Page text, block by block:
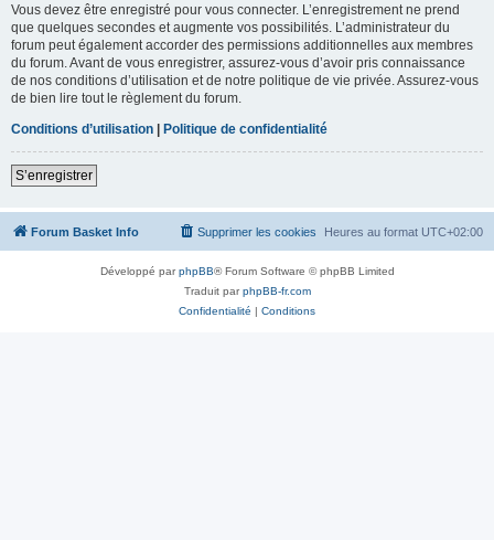
Vous devez être enregistré pour vous connecter. L’enregistrement ne prend
que quelques secondes et augmente vos possibilités. L’administrateur du
forum peut également accorder des permissions additionnelles aux membres
du forum. Avant de vous enregistrer, assurez-vous d’avoir pris connaissance
de nos conditions d’utilisation et de notre politique de vie privée. Assurez-vous
de bien lire tout le règlement du forum.
Conditions d’utilisation | Politique de confidentialité
S’enregistrer
Forum Basket Info Heures au format UTC+02:00
Supprimer les cookies
Développé parphpBB® Forum Software © phpBB Limited
Traduit parphpBB-fr.com
Confidentialité | Conditions